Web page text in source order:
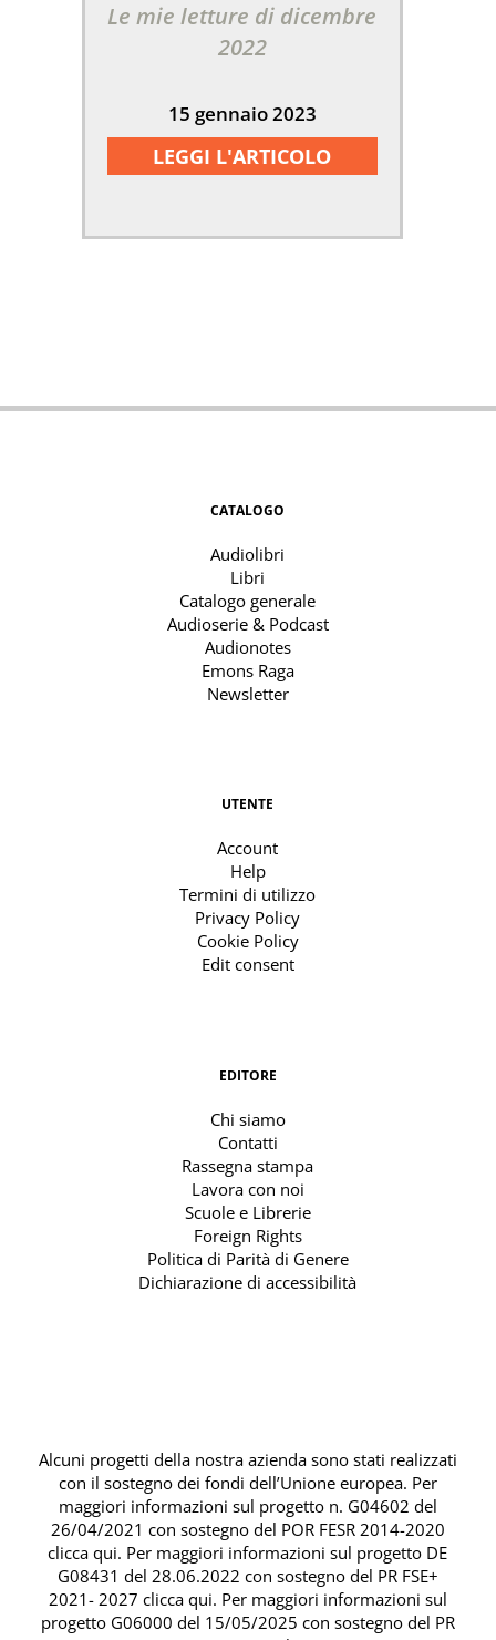
Le mie letture di dicembre
2022
15 gennaio 2023
LEGGI L'ARTICOLO
CATALOGO
Audiolibri
Libri
Catalogo generale
Audioserie & Podcast
Audionotes
Emons Raga
Newsletter
UTENTE
Account
Help
Termini di utilizzo
Privacy Policy
Cookie Policy
Edit consent
EDITORE
Chi siamo
Contatti
Rassegna stampa
Lavora con noi
Scuole e Librerie
Foreign Rights
Politica di Parità di Genere
Dichiarazione di accessibilità
Alcuni progetti della nostra azienda sono stati realizzati
con il sostegno dei fondi dell’Unione europea. Per
maggiori informazioni sul progetto n. G04602 del
26/04/2021 con sostegno del POR FESR 2014-2020
clicca qui. Per maggiori informazioni sul progetto DE
G08431 del 28.06.2022 con sostegno del PR FSE+
2021- 2027 clicca qui. Per maggiori informazioni sul
progetto G06000 del 15/05/2025 con sostegno del PR